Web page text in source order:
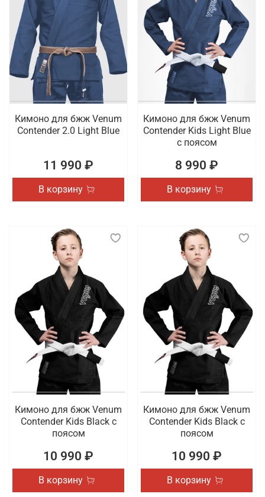
Кимоно для бжж Venum
Contender 2.0 Light Blue
11 990 ₽
В корзину
Кимоно для бжж Venum
Contender Kids Light Blue
с поясом
8 990 ₽
В корзину
Кимоно для бжж Venum
Contender Kids Black с
поясом
10 990 ₽
В корзину
Кимоно для бжж Venum
Contender Kids Black с
поясом
10 990 ₽
В корзину